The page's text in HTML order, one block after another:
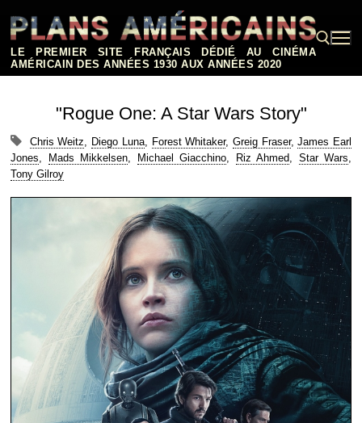
contenu
LE PREMIER SITE FRANÇAIS DÉDIÉ AU CINÉMA
AMÉRICAIN DES ANNÉES 1930 AUX ANNÉES 2020
"Rogue One: A Star Wars Story"
Chris Weitz, Diego Luna, Forest Whitaker, Greig Fraser,James Earl
Jones, Mads Mikkelsen, Michael Giacchino, Riz Ahmed, Star Wars,
Tony Gilroy